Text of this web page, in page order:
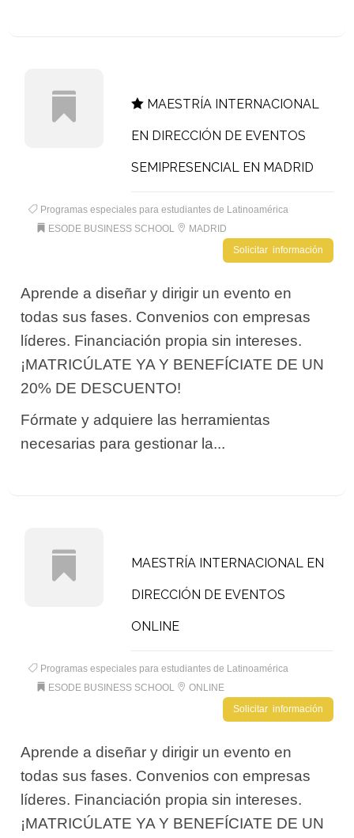
MAESTRÍA INTERNACIONAL
EN DIRECCIÓN DE EVENTOS
SEMIPRESENCIAL EN MADRID
Programas especiales para estudiantes de Latinoamérica
ESODE BUSINESS SCHOOL
MADRID
Solicitar información
Aprende a diseñar y dirigir un evento en
todas sus fases. Convenios con empresas
líderes. Financiación propia sin intereses.
¡MATRICÚLATE YA Y BENEFÍCIATE DE UN
20% DE DESCUENTO!
Fórmate y adquiere las herramientas
necesarias para gestionar la...
MAESTRÍA INTERNACIONAL EN
DIRECCIÓN DE EVENTOS
ONLINE
Programas especiales para estudiantes de Latinoamérica
ESODE BUSINESS SCHOOL
ONLINE
Solicitar información
Aprende a diseñar y dirigir un evento en
todas sus fases. Convenios con empresas
líderes. Financiación propia sin intereses.
¡MATRICÚLATE YA Y BENEFÍCIATE DE UN